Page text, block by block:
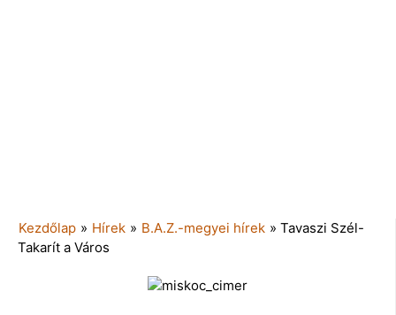
Kezdőlap » Hírek » B.A.Z.-megyei hírek » Tavaszi Szél-
Takarít a Város